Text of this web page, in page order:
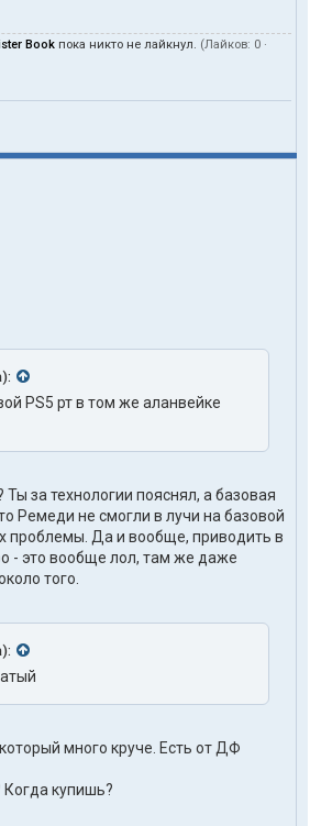
Book пока никто не лайкнул. (Лайков: 0 ·
PS5 рт в том же аланвейке
за технологии пояснял, а базовая
Ремеди не смогли в лучи на базовой
проблемы. Да и вообще, приводить в
- это вообще лол, там же даже
того.
много круче. Есть от ДФ
Когда купишь?